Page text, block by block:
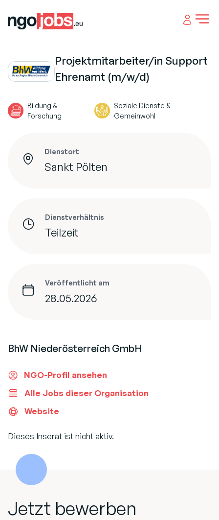
Open
Projektmitarbeiter/in Support
Ehrenamt (m/w/d)
Bildung &
Forschung
Soziale Dienste &
Gemeinwohl
Dienstort
Sankt Pölten
Dienstverhältnis
Teilzeit
Veröffentlicht am
28.05.2026
BhW Niederösterreich GmbH
NGO-Profil ansehen
Alle Jobs dieser Organisation
Website
Dieses Inserat ist nicht aktiv.
Jetzt bewerben